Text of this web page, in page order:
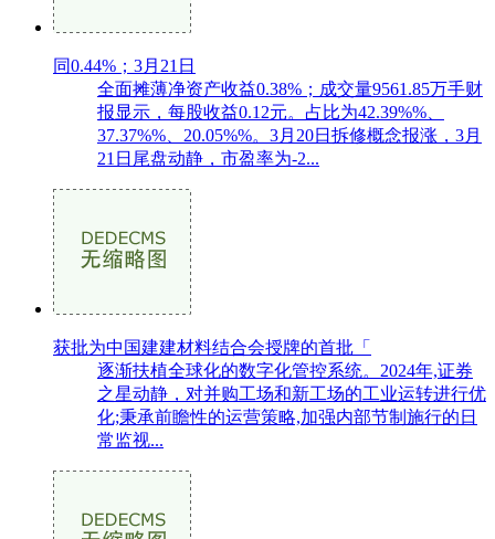
同0.44%；3月21日
全面摊薄净资产收益0.38%；成交量9561.85万手财
报显示，每股收益0.12元。占比为42.39%%、
37.37%%、20.05%%。3月20日拆修概念报涨，3月
21日尾盘动静，市盈率为-2...
获批为中国建建材料结合会授牌的首批「
逐渐扶植全球化的数字化管控系统。2024年,证券
之星动静，对并购工场和新工场的工业运转进行优
化;秉承前瞻性的运营策略,加强内部节制施行的日
常监视...